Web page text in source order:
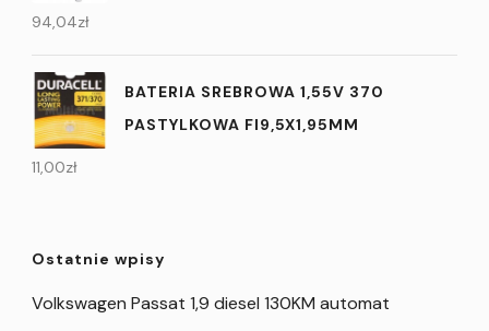
94,04zł
BATERIA SREBROWA 1,55V 370
PASTYLKOWA FI9,5X1,95MM
11,00zł
Ostatnie wpisy
Volkswagen Passat 1,9 diesel 130KM automat